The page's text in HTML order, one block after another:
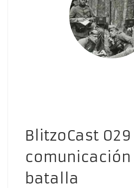
BlitzoCast
comunicación
batalla